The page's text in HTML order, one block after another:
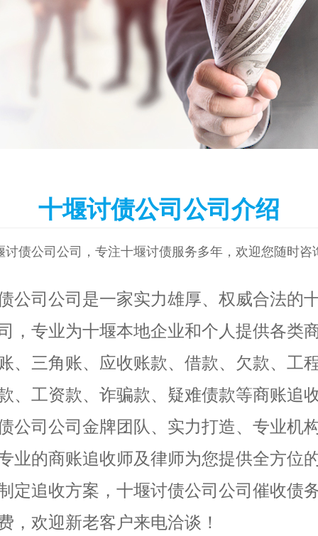
十堰讨债公司公司介绍
讨债公司公司，专注十堰讨债服务多年，欢迎您随时咨
公司公司是一家实力雄厚、权威合法的
，专业为十堰本地企业和个人提供各类
、三角账、应收账款、借款、欠款、工
、工资款、诈骗款、疑难债款等商账追
公司公司金牌团队、实力打造、专业机
业的商账追收师及律师为您提供全方位
定追收方案，十堰讨债公司公司催收债
，欢迎新老客户来电洽谈！